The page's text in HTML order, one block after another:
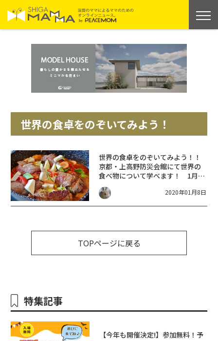
世界の食卓をのぞいてみよう！
世界の食卓をのぞいてみよう！！
京都・上高野防災会館にて世界の
食べ物について学べます！ 1月26
日 ※小2～6対象
2020年01月8日
TOPページに戻る
特集記事
【今年も開催決定!】参加無料！予